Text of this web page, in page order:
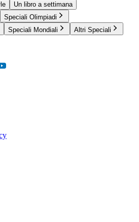
Un libro a settimana
Speciali Olimpiadi
Speciali Mondiali Altri Speciali